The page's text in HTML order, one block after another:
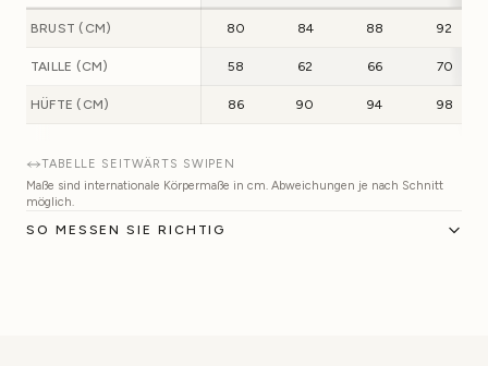
BRUST (CM) 80 84 88 92
TAILLE (CM) 58 62 66 70
HÜFTE (CM) 86 90 94 98
TABELLE SEITWÄRTS SWIPEN
Maße sind internationale Körpermaße in cm. Abweichungen je nach Schnitt
möglich.
SO MESSEN SIE RICHTIG